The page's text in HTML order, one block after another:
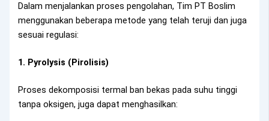
Dalam menjalankan proses pengolahan, Tim PT Boslim
menggunakan beberapa metode yang telah teruji dan juga
sesuai regulasi:
1. Pyrolysis (Pirolisis)
Proses dekomposisi termal ban bekas pada suhu tinggi
tanpa oksigen, juga dapat menghasilkan: